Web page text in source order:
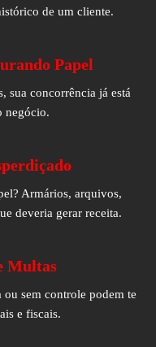
de um cliente.
Papel
sua concorrência já está
negócio.
Armários, arquivos,
deveria gerar receita.
Multas
sem controle podem te
e fiscais.